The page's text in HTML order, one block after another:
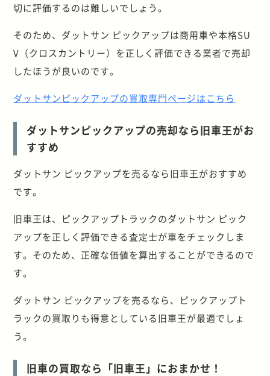
切に評価するのは難しいでしょう。
そのため、ダットサン ピックアップは商用車や本格SU
V（クロスカントリー）を正しく評価できる業者で売却
したほうが良いのです。
ダットサンピックアップの買取専門ページはこちら
ダットサンピックアップの売却なら旧車王がお
すすめ
ダットサン ピックアップを売るなら旧車王がおすすめ
です。
旧車王は、ピックアップトラックのダットサン ピック
アップを正しく評価できる査定士が車をチェックしま
す。そのため、正確な価値を算出することができるので
す。
ダットサン ピックアップを売るなら、ピックアップト
ラックの買取りも得意としている旧車王が最適でしょ
う。
旧車の買取なら「旧車王」におまかせ！